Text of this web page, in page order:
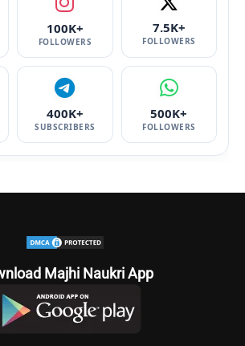
100K+
FOLLOWERS
7.5K+
FOLLOWERS
400K+
SUBSCRIBERS
500K+
FOLLOWERS
Majhi Naukri App